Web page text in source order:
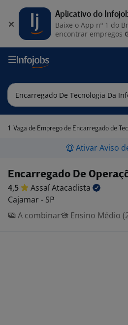
1 Vaga de Emprego de Encarregado de Tecnologia da
Ativar Aviso
Encarregado De
4,5 AssaíAtacadista
Cajamar - SP
A combinar
Ensino Médio
Aplicativo do
Baixe o App nº 1 do
encontrar empregos